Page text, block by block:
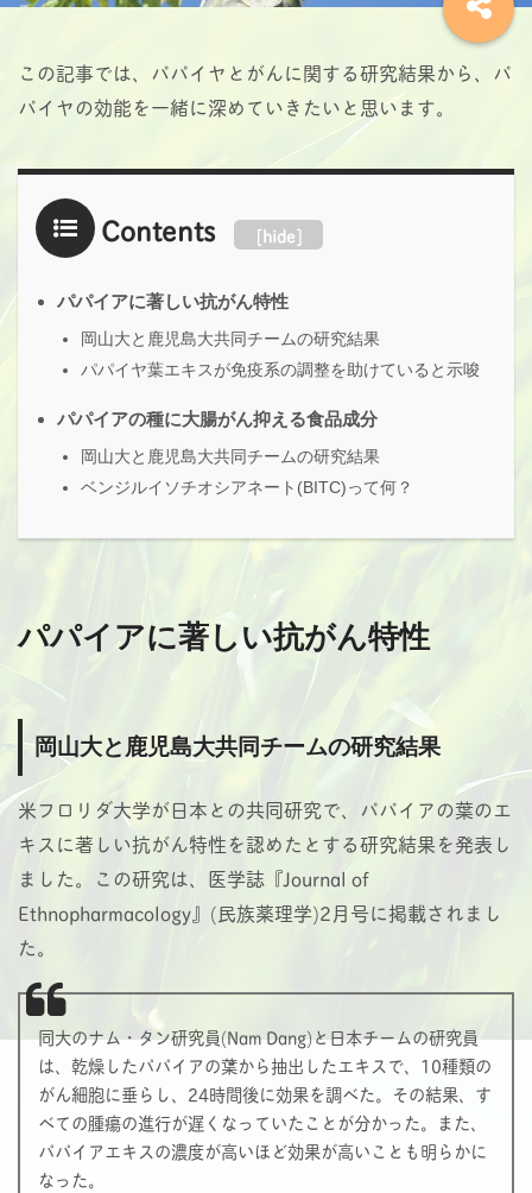
この記事では、パパイヤとがんに関する研究結果から、パ
パイヤの効能を一緒に深めていきたいと思います。
Contents [hide]
パパイアに著しい抗がん特性
岡山大と鹿児島大共同チームの研究結果
パパイヤ葉エキスが免疫系の調整を助けていると示唆
パパイアの種に大腸がん抑える食品成分
岡山大と鹿児島大共同チームの研究結果
ベンジルイソチオシアネート(BITC)って何？
パパイアに著しい抗がん特性
岡山大と鹿児島大共同チームの研究結果
米フロリダ大学が日本との共同研究で、パパイアの葉のエ
キスに著しい抗がん特性を認めたとする研究結果を発表し
ました。この研究は、医学誌『Journal of
Ethnopharmacology』(民族薬理学)2月号に掲載されまし
た。
同大のナム・タン研究員(Nam Dang)と日本チームの研究員
は、乾燥したパパイアの葉から抽出したエキスで、10種類の
がん細胞に垂らし、24時間後に効果を調べた。その結果、す
べての腫瘍の進行が遅くなっていたことが分かった。また、
パパイアエキスの濃度が高いほど効果が高いことも明らかに
なった。